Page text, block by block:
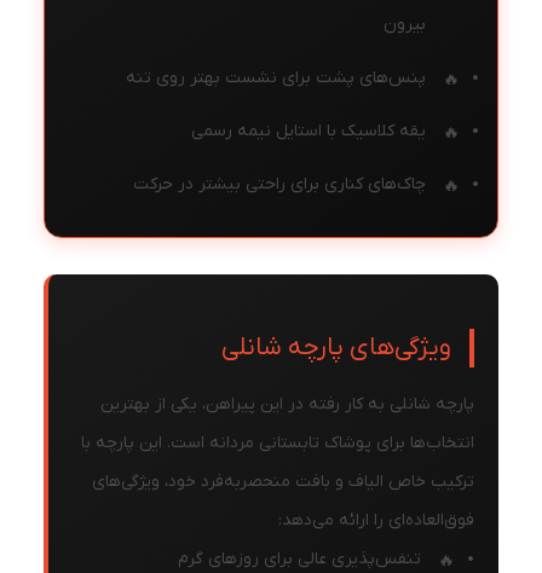
بیرون
پنس‌های پشت برای نشست بهتر روی تنه
یقه کلاسیک با استایل نیمه رسمی
چاک‌های کناری برای راحتی بیشتر در حرکت
ویژگی‌های پارچه شانلی
پارچه شانلی به کار رفته در این پیراهن، یکی از بهترین
انتخاب‌ها برای پوشاک تابستانی مردانه است. این پارچه با
ترکیب خاص الیاف و بافت منحصربه‌فرد خود، ویژگی‌های
فوق‌العاده‌ای را ارائه می‌دهد:
تنفس‌پذیری عالی برای روزهای گرم